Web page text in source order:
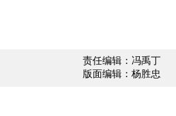
责任编辑：冯禹丁
版面编辑：杨胜忠